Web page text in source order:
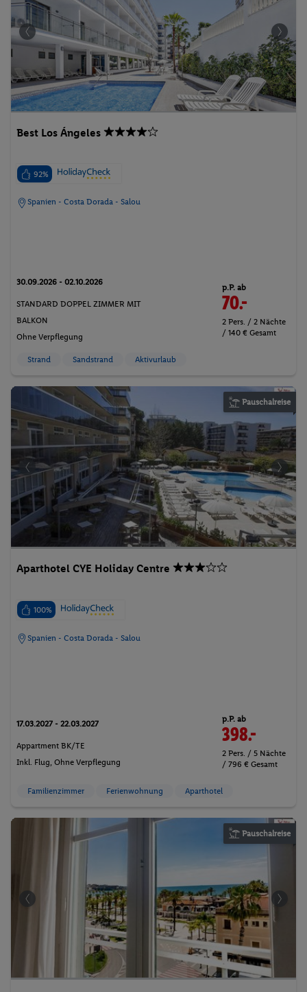
Best Los Ángeles
92%
Spanien - Costa Dorada - Salou
30.09.2026 - 02.10.2026
STANDARD DOPPEL ZIMMER MIT
BALKON
Ohne Verpflegung
p.P. ab
70.-
2 Pers. / 2 Nächte
/ 140 € Gesamt
Strand Sandstrand Aktivurlaub
Pauschalreise
Aparthotel CYE Holiday Centre
100%
Spanien - Costa Dorada - Salou
17.03.2027 - 22.03.2027
Appartment BK/TE
Inkl. Flug, Ohne Verpflegung
p.P. ab
398.-
2 Pers. / 5 Nächte
/ 796 € Gesamt
Familienzimmer Ferienwohnung Aparthotel
Pauschalreise